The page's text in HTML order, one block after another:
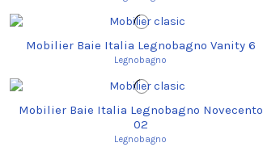
Mobilier Baie Italia Legnobagno Vanity 6
Legnobagno
Mobilier Baie Italia Legnobagno Novecento
02
Legnobagno